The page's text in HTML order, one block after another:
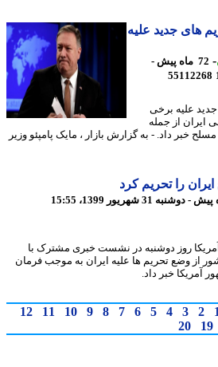
جدید علیه
72 ماه پیش -
علیه برخی
از جمله
داد. - به گزارش بازار ، مایک پامپئو وزیر
را تحریم کرد
روز دوشنبه در نشست خبری مشترک با
وضع تحریم ها علیه ایران به موجب فرمان
خبر داد.
2
3
4
5
6
7
8
9
10
11
12
20